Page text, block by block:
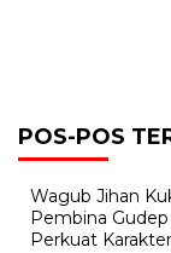
POS-POS
Wagub Jihan
Pembina
Perkuat